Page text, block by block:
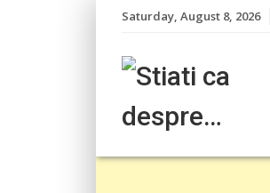
Saturday, August 8, 2026